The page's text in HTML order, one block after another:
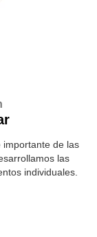
importante de las
las
individuales.